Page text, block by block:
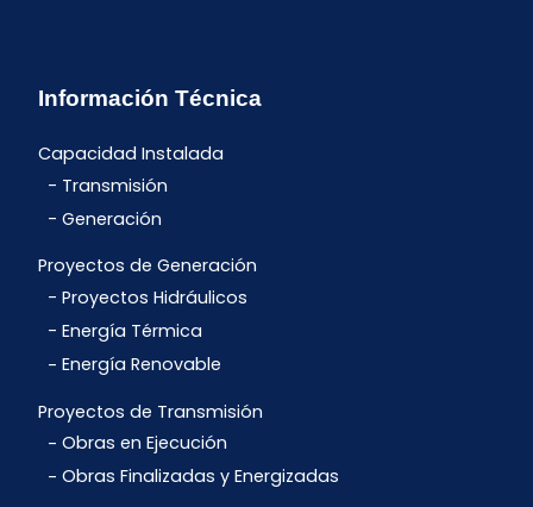
Información Técnica
Capacidad Instalada
Transmisión
Generación
Proyectos de Generación
Proyectos Hidráulicos
Energía Térmica
Energía Renovable
Proyectos de Transmisión
Obras en Ejecución
Obras Finalizadas y Energizadas